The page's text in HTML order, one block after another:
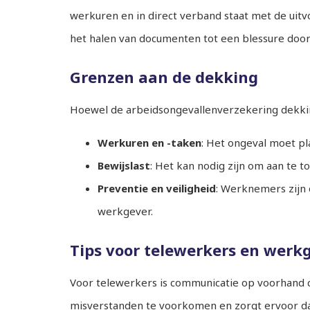
werkuren en in direct verband staat met de
het halen van documenten tot een blessure
Grenzen aan de dekking
Hoewel de arbeidsongevallenverzekering
Werkuren en -taken: Het ongeval moet
Bewijslast: Het kan nodig zijn om aan te
Preventie en veiligheid: Werknemers
werkgever.
Tips voor telewerkers en
Voor telewerkers is communicatie op
misverstanden te voorkomen en zorgt ervoor